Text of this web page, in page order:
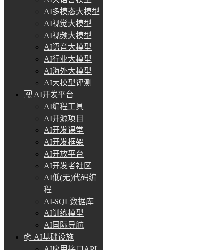
AI多模态大模型
AI视觉大模型
AI视频大模型
AI语音大模型
AI行业大模型
AI海外大模型
AI大模型评测
AI开发平台
AI编程工具
AI开源项目
AI开发课堂
AI开发框架
AI开放平台
AI开发者社区
AI低(无)代码编
程
AI-SQL数据库
AI训练模型
AI国际导航
AI基础设施